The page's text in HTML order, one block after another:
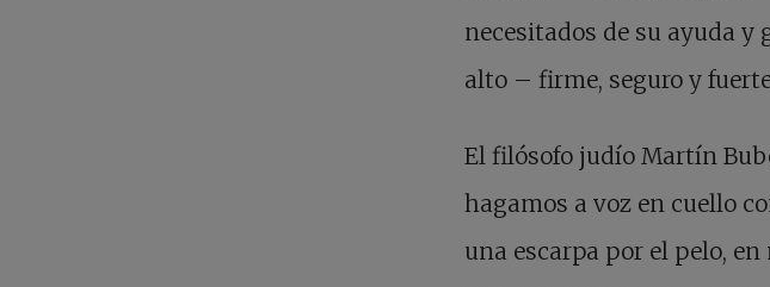
necesitados de su ayuda y
alto – firme, seguro y
El filósofo judío Martín
hagamos a voz en cuello
una escarpa por el pelo,